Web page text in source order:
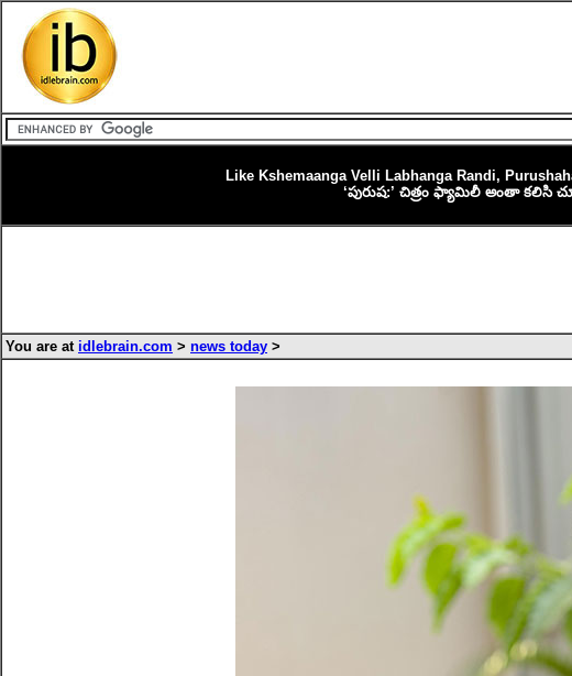
Like Kshemaanga Velli Labhanga Randi,
‘పురుష:’ చిత్రం ఫ్యామిలీ అంతా కలిసి
You are at idlebrain.com > news today >